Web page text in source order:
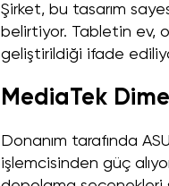
Şirket, bu tasarım
belirtiyor. Tabletin ev,
geliştirildiği ifade
MediaTek
Donanım tarafında
işlemcisinden güç